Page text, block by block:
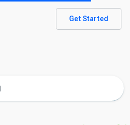
Get Started